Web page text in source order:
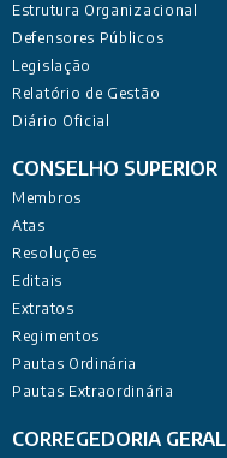
Estrutura Organizacional
Defensores Públicos
Legislação
Relatório de Gestão
Diário Oficial
CONSELHO SUPERIOR
Membros
Atas
Resoluções
Editais
Extratos
Regimentos
Pautas Ordinária
Pautas Extraordinária
CORREGEDORIA GERAL